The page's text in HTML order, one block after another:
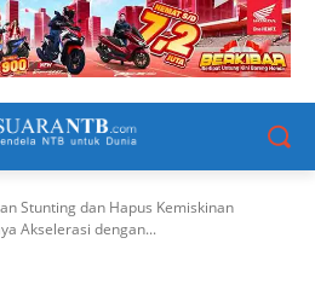
Stunting dan Hapus Kemiskinan
Akselerasi dengan...